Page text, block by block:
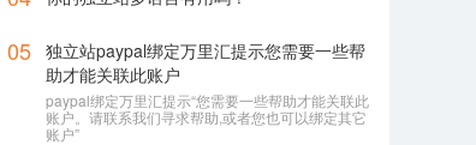
05 独立站paypal绑定万里汇提示您需要一些帮
助才能关联此账户
paypal绑定万里汇提示“您需要一些帮助才能关联此
账户。请联系我们寻求帮助,或者您也可以绑定其它
账户”